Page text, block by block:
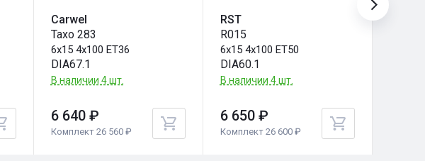
Carwel
Тахо 283
6x15 4x100 ET36
DIA67.1
В наличии 4 шт.
6 640 ₽
Комплект 26 560 ₽
RST
R015
6x15 4x100 ET50
DIA60.1
В наличии 4 шт.
6 650 ₽
Комплект 26 600 ₽